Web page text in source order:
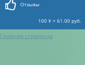
Отзывы
100 ¥ = 61.00 руб.
Главная страница